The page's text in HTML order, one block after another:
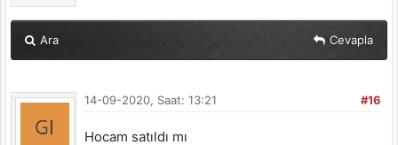
Ara Cevapla
#16
14-09-2020, Saat: 13:21
Hocam satıldı mı